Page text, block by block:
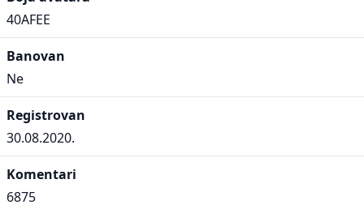
40AFEE
Banovan
Ne
Registrovan
30.08.2020.
Komentari
6875